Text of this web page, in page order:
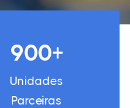
900+
Unidades
Parceiras